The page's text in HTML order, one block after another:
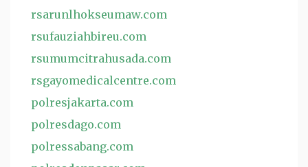
rsarunlhokseumaw.com
rsufauziahbireu.com
rsumumcitrahusada.com
rsgayomedicalcentre.com
polresjakarta.com
polresdago.com
polressabang.com